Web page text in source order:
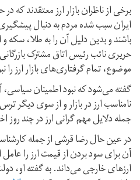
برخی از ناظران بازار ارز معتقدند که
ایران سبب شده مردم به دنبال
باشند و بدین دلیل آن را به طلا، سکه
حریری نائب رئیس اتاق مشترک
موضوع، تمام گرفتاری‌های بازار ارز
گفته می‌شود که نبود اطمینان سیاسی،
نامناسب ارز در بازار و از سوی دیگر
جمله دلایل مهم گرانی ارز در چند روز
در عین حال رضا قرشی از جمله
آن برای سود بردن از قیمت ارز را عامل